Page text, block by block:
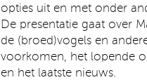
opties uit en met onder
De presentatie gaat over
de (broed)vogels en
voorkomen, het lopende
en het laatste nieuws.